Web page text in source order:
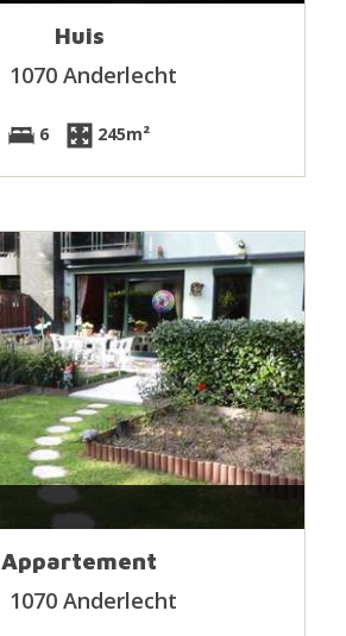
Huis
1070 Anderlecht
6 245m²
Appartement
1070 Anderlecht